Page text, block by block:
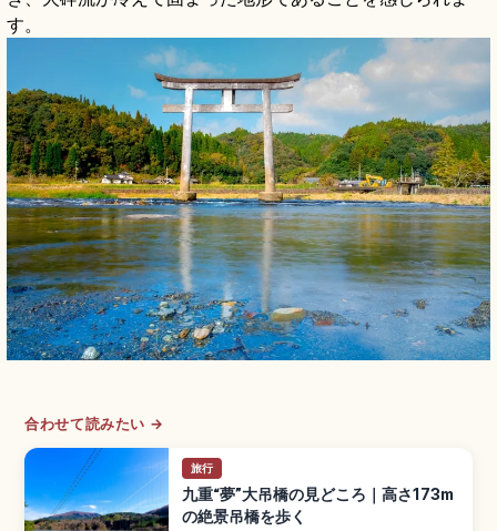
す。
合わせて読みたい →
旅行
九重“夢”大吊橋の見どころ｜高さ173m
の絶景吊橋を歩く